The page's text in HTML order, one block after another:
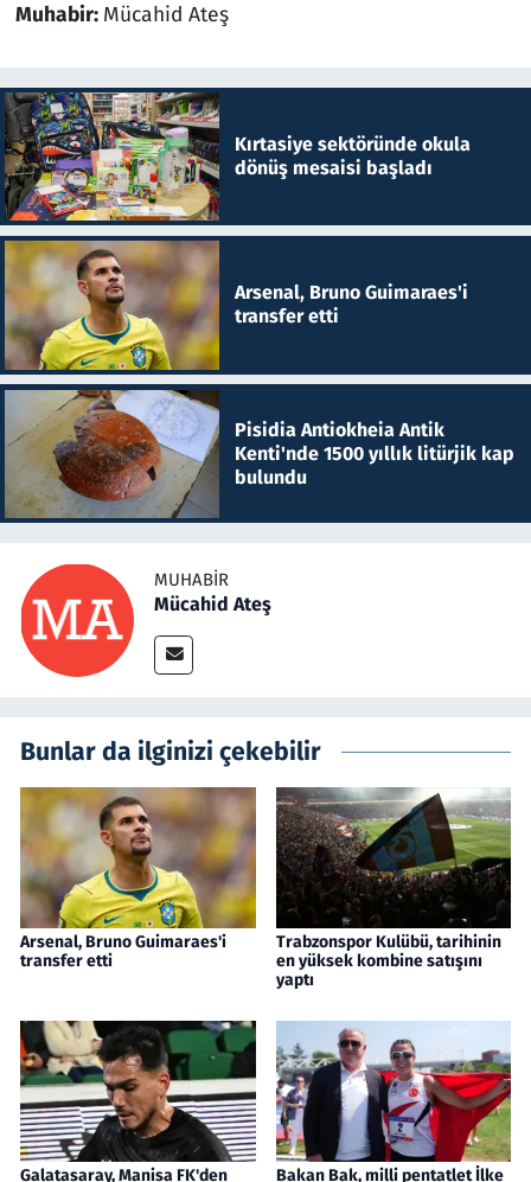
Muhabir: Mücahid Ateş
Kırtasiye sektöründe okula
dönüş mesaisi başladı
Arsenal, Bruno Guimaraes'i
transfer etti
Pisidia Antiokheia Antik
Kenti'nde 1500 yıllık litürjik kap
bulundu
MUHABIR
Mücahid Ateş
Bunlar da ilginizi çekebilir
Arsenal, Bruno Guimaraes'i
transfer etti
Trabzonspor Kulübü, tarihinin
en yüksek kombine satışını
yaptı
Galatasaray, Manisa FK'den Bakan Bak, milli pentatlet İlke